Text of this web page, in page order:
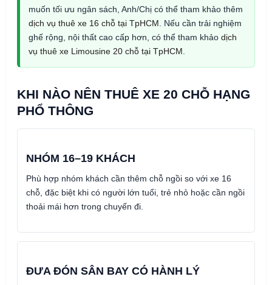
muốn tối ưu ngân sách, Anh/Chị có thể tham khảo thêm
dịch vụ thuê xe 16 chỗ tại TpHCM . Nếu cần trải nghiệm
ghế rộng, nội thất cao cấp hơn, có thể tham khảo dịch
vụ thuê xe Limousine 20 chỗ tại TpHCM
KHI NÀO NÊN THUÊ XE 20 CHỖ HẠNG
PHỔ THÔNG
NHÓM 16–19 KHÁCH
Phù hợp nhóm khách cần thêm chỗ ngồi so với xe 16
chỗ, đặc biệt khi có người lớn tuổi, trẻ nhỏ hoặc cần ngồi
thoải mái hơn trong chuyến đi.
ĐƯA ĐÓN SÂN BAY CÓ HÀNH LÝ